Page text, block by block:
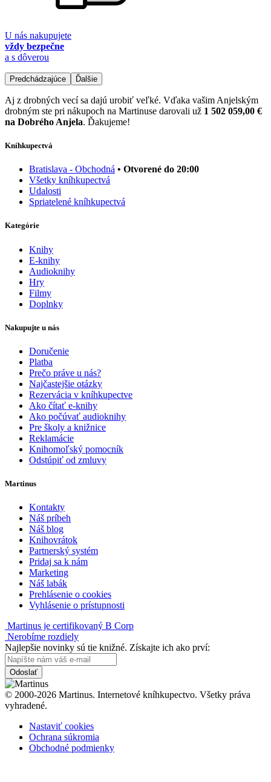
U nás nakupujete
vždy bezpečne
a s dôverou
Predchádzajúce Ďalšie
Aj z drobných vecí sa dajú urobiť veľké. Vďaka vašim Anjelským
drobným ste pri nákupoch na Martinuse darovali už 1 502 059,00 €
na Dobrého Anjela. Ďakujeme!
Kníhkupectvá
Bratislava - Obchodná • Otvorené do 20:00
Všetky kníhkupectvá
Udalosti
Spriatelené kníhkupectvá
Kategórie
Knihy
E-knihy
Audioknihy
Hry
Filmy
Doplnky
Nakupujte u nás
Doručenie
Platba
Prečo práve u nás?
Najčastejšie otázky
Rezervácia v kníhkupectve
Ako čítať e-knihy
Ako počúvať audioknihy
Pre školy a knižnice
Reklamácie
Knihomoľský pomocník
Odstúpiť od zmluvy
Martinus
Kontakty
Náš príbeh
Náš blog
Knihovrátok
Partnerský systém
Pridaj sa k nám
Marketing
Náš labák
Prehlásenie o cookies
Vyhlásenie o prístupnosti
Martinus je certifikovaný B Corp
Nerobíme rozdiely
Najlepšie novinky sú tie knižné. Získajte ich ako prví:
Odoslať
© 2000-2026 Martinus. Internetové kníhkupectvo. Všetky práva
vyhradené.
Nastaviť cookies
Ochrana súkromia
Obchodné podmienky